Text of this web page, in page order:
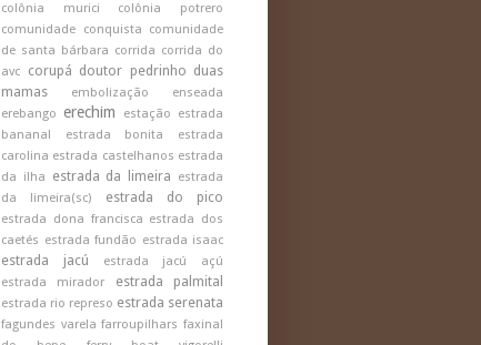
colônia murici
colônia potrero
comunidade conquista
comunidade
de santa bárbara corrida corrida do
avc
corupá doutor pedrinho duas
mamas
embolização
enseada
erebango
erechim estação
estrada
bananal
estrada bonita
estrada
carolina estrada castelhanos estrada
da ilha
estrada da limeira
estrada
da limeira(sc)
estrada do pico
estrada dona francisca estrada dos
caetés estrada fundão estrada isaac
estrada jacú
estrada jacú açú
estrada mirador
estrada palmital
estrada rio represo estrada serenata
fagundes varela farroupilhars faxinal